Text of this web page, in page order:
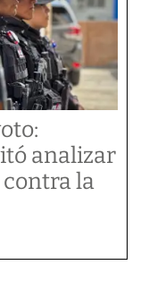
analizar
la